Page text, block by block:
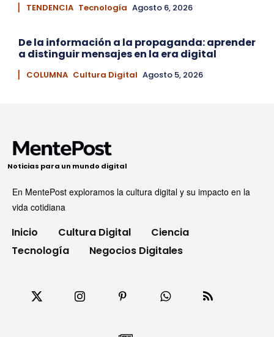
▏ TENDENCIA Tecnología Agosto 6, 2026
De la información a la propaganda: aprender
a distinguir mensajes en la era digital
▏ COLUMNA Cultura Digital Agosto 5, 2026
Noticias para un mundo digital
En MentePost exploramos la cultura digital y su impacto en la
vida cotidiana
Inicio Cultura Digital
Ciencia
Tecnología
Negocios Digitales